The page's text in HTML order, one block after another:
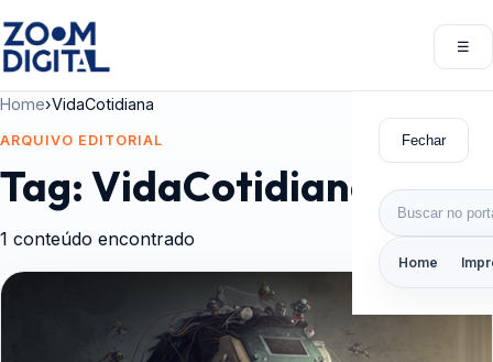
☰
Fechar
Buscar por:
Home
Home›VidaCotidiana
ARQUIVO EDITORIAL
Tag:VidaCotidiana
1 conteúdo encontrado